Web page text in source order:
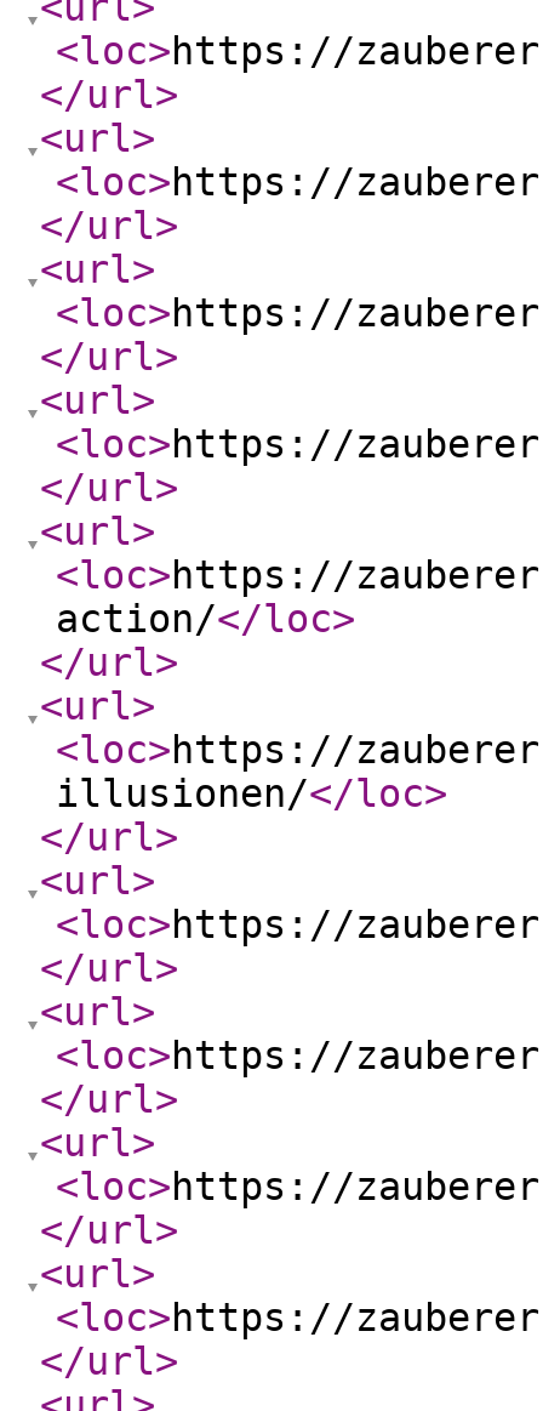
<loc>https://
</url>
<url>
<loc>https://
</url>
<url>
<loc>https://
</url>
<url>
<loc>https://
</url>
<url>
<loc>https://
action/</loc>
</url>
<url>
<loc>https://
illusionen/</loc>
</url>
<url>
<loc>https://
</url>
<url>
<loc>https://
</url>
<url>
<loc>https://
</url>
<url>
<loc>https://
</url>